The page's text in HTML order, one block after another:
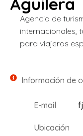
Agencia de
internacionales,
para viajeros
Información de
E-mail
Ubicación